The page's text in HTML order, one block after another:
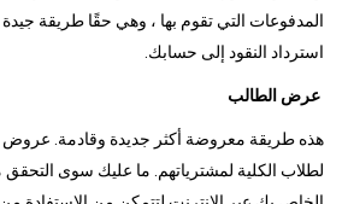
المدفوعات التي تقوم بها ، وهي حقًا طريقة جيدة
استرداد النقود إلى حسابك.
عرض الطالب
هذه طريقة معروضة أكثر جديدة وقادمة. عروض
لطلاب الكلية لمشترياتهم. ما عليك سوى